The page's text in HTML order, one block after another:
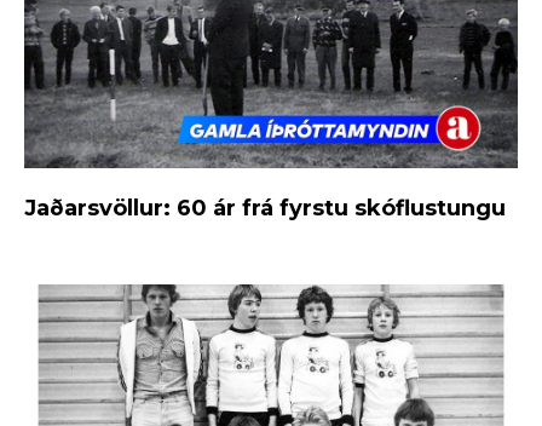
Jaðarsvöllur: 60 ár frá fyrstu skóflustungu